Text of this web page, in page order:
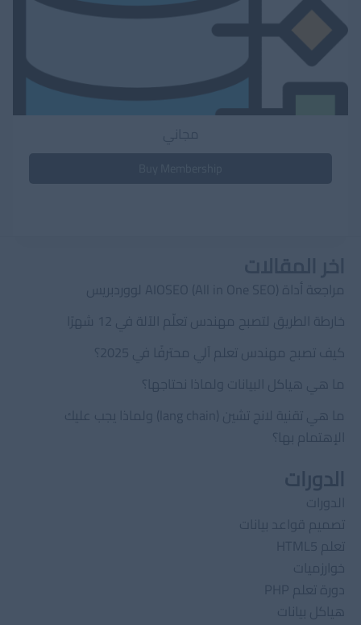
مراجعة أداة AIOSEO (All in One SEO) لووردبريس
خارطة الطريق لتصبح مهندس تعلّم الآلة في 12 شهرًا
كيف تصبح مهندس تعلم آلي محترفًا في 2025؟
ما هي هياكل البيانات ولماذا نحتاجها؟
ما هي تقنية لانج تشين (lang chain) ولماذا يجب عليك
الإهتمام بها؟
الدورات
الدورات
تصميم قواعد بيانات
تعلم HTML5
خوارزميات
دورة تعلم PHP
هياكل بيانات